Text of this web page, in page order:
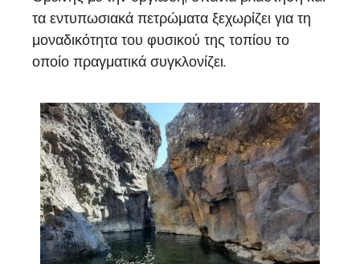
τα εντυπωσιακά πετρώματα ξεχωρίζει για τη
μοναδικότητα του φυσικού της τοπίου το
οποίο πραγματικά συγκλονίζει.